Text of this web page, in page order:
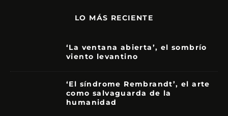
LO MÁS RECIENTE
‘La ventana abierta’, el sombrío
viento levantino
‘El síndrome Rembrandt’, el arte
como salvaguarda de la
humanidad